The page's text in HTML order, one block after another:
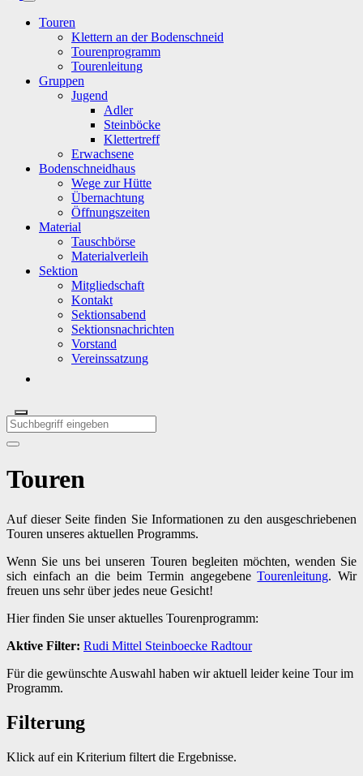
Touren
Klettern an der Bodenschneid
Tourenprogramm
Tourenleitung
Gruppen
Jugend
Adler
Steinböcke
Klettertreff
Erwachsene
Bodenschneidhaus
Wege zur Hütte
Übernachtung
Öffnungszeiten
Material
Tauschbörse
Materialverleih
Sektion
Mitgliedschaft
Kontakt
Sektionsabend
Sektionsnachrichten
Vorstand
Vereinssatzung
Touren
Auf dieser Seite finden Sie Informationen zu den ausgeschriebenen
Touren unseres aktuellen Programms.
Wenn Sie uns bei unseren Touren begleiten möchten, wenden Sie
sich einfach an die beim Termin angegebeneTourenleitung. Wir
freuen uns sehr über jedes neue Gesicht!
Hier finden Sie unser aktuelles Tourenprogramm:
Aktive Filter: Rudi Mittel Steinboecke Radtour
Für die gewünschte Auswahl haben wir aktuell leider keine Tour im
Programm.
Filterung
Klick auf ein Kriterium filtert die Ergebnisse.